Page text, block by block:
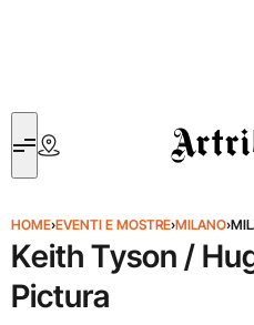
Artribune
HOME›EVENTI E MOSTRE›MILANO›
Keith Tyson /
Pictura